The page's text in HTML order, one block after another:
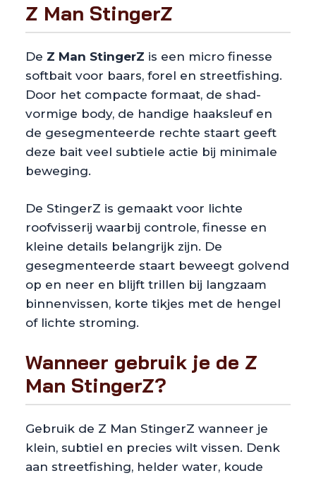
Z Man StingerZ
De Z Man StingerZ is een micro finesse
softbait voor baars, forel en streetfishing.
Door het compacte formaat, de shad-
vormige body, de handige haaksleuf en
de gesegmenteerde rechte staart geeft
deze bait veel subtiele actie bij minimale
beweging.
De StingerZ is gemaakt voor lichte
roofvisserij waarbij controle, finesse en
kleine details belangrijk zijn. De
gesegmenteerde staart beweegt golvend
op en neer en blijft trillen bij langzaam
binnenvissen, korte tikjes met de hengel
of lichte stroming.
Wanneer gebruik je de Z
Man StingerZ?
Gebruik de Z Man StingerZ wanneer je
klein, subtiel en precies wilt vissen. Denk
aan streetfishing, helder water, koude